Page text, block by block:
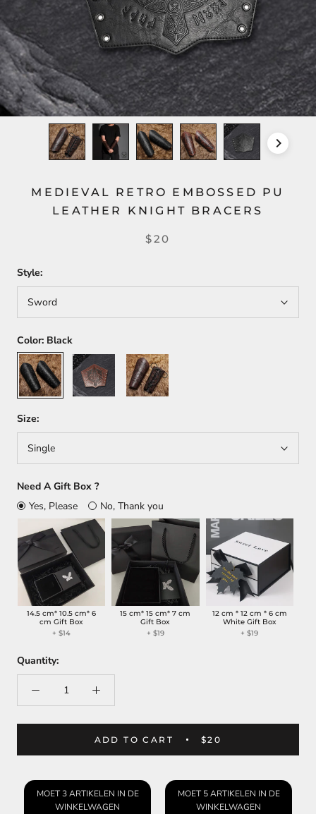
MEDIEVAL RETRO EMBOSSED PU
LEATHER KNIGHT BRACERS
$20
Style:
Sword
Color: Black
Black
Brown Coffee
Size:
Single
Need A Gift Box ?
Yes, Please
No, Thank you
14.5 cm* 10.5 cm* 6
cm Gift Box
+$14
15 cm* 15 cm* 7 cm
Gift Box
+ $19
12 cm * 12 cm * 6 cm
White Gift Box
+$19
Quantity:
ADD TO CART $20
MOET 3 ARTIKELEN IN DE
WINKELWAGEN
MOET 5 ARTIKELEN IN DE
WINKELWAGEN